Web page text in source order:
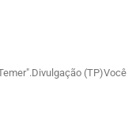
(TP)Você